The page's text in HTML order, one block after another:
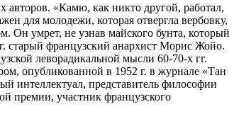
«Камю, как никто другой, работал,
для молодежи, которая отвергла вербовку,
Он умрет, не узнав майского бунта, который
старый французский анархист Морис Жойо.
леворадикальной мысли 60-70-х гг.
опубликованной в 1952 г. в журнале «Тан
представитель философии
премии, участник французского